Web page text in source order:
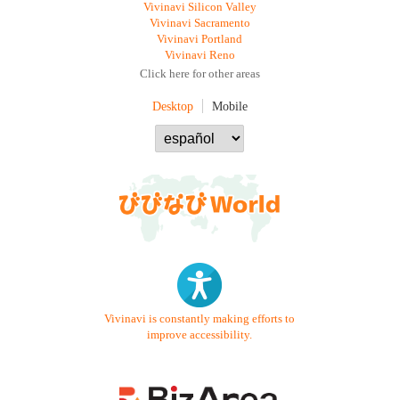
Vivinavi Silicon Valley
Vivinavi Sacramento
Vivinavi Portland
Vivinavi Reno
Click here for other areas
Desktop Mobile
Vivinavi is constantly making efforts to
improve accessibility.